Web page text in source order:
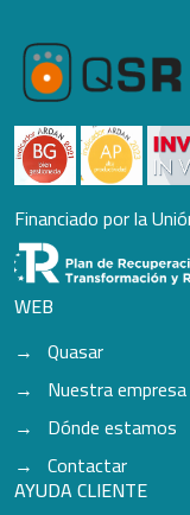
Financiado por la
WEB
Quasar
Nuestra empresa
Dónde estamos
Contactar
AYUDA CLIENTE